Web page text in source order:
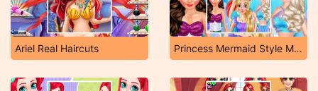
Ariel Real Haircuts Princess Mermaid Style Makeup